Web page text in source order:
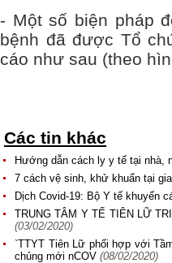
- Một số biện pháp
bệnh đã được Tổ
cáo như sau (theo
Các tin khác
Hướng dẫn cách ly y tế tại nhà,
7 cách vệ sinh, khử khuẩn tại
Dịch Covid-19: Bộ Y tế khuyến
TRUNG TÂM Y TẾ TIÊN LỮ
(03/02/2020)
`TTYT Tiên Lữ phối hợp với
chủng mới nCOV (08/02/2020)